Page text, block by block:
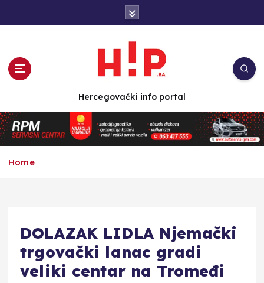
n
t
e
Hercegovački info portal
Home
DOLAZAK LIDLA Njemački
trgovački lanac gradi
veliki centar na Tromeđi